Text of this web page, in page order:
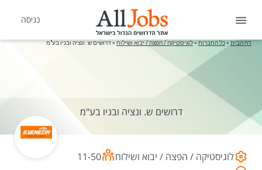
כניסה
דף הבית »כל החברות »לוגיסטיקה / הפצה / יבוא ושילוח»דרושים ש. ונציה ובניו בע"מ
דרושים ש. ונציה ובניו בע"מ
לוגיסטיקה / הפצה / יבוא ושילוח
11-50